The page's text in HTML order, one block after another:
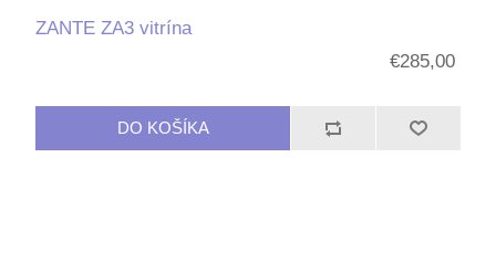
ZANTE ZA3 vitrína
€285,00